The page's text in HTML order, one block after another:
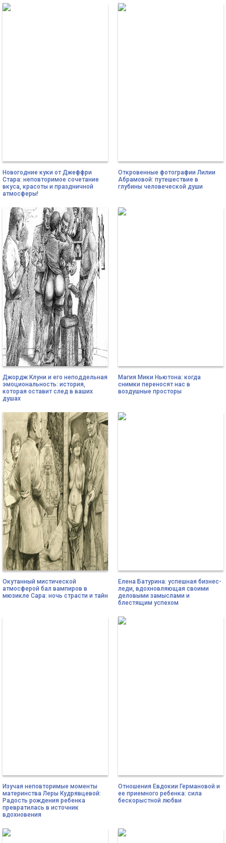
Новогодние куки от Джеффри
Стара: неповторимое сочетание
вкуса, красоты и праздничной
атмосферы!
Откровенные фотографии Лилии
Абрамовой: путешествие в
глубины человеческой души
Джордж Клуни и его неподдельная
эмоциональность: история,
которая оставит след в ваших
душах
Магия Мики Ньютона: когда
снимки переносят нас в
воздушные просторы
Окутанный мистической
атмосферой бал вампиров в
мюзикле Сара: ночь страсти и тайн
Елена Батурина: успешная бизнес-
леди, вдохновляющая своими
деловыми замыслами и
блестящим успехом
Изучая неповторимые моменты
материнства Леры Кудрявцевой:
Радость рождения ребенка
превратилась в источник
вдохновения
Отношения Евдокии Германовой и
ее приемного ребенка: сила
бескорыстной любви